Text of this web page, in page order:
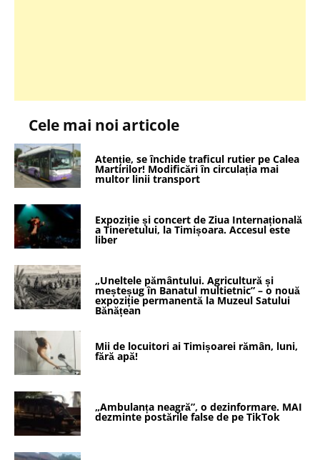
Cele mai noi articole
Atenție, se închide traficul rutier pe Calea
Martirilor! Modificări în circulația mai
multor linii transport
Expoziție și concert de Ziua Internațională
a Tineretului, la Timișoara. Accesul este
liber
„Uneltele pământului. Agricultură și
meșteșug în Banatul multietnic” – o nouă
expoziție permanentă la Muzeul Satului
Bănățean
Mii de locuitori ai Timișoarei rămân, luni,
fără apă!
„Ambulanța neagră”, o dezinformare. MAI
dezminte postările false de pe TikTok